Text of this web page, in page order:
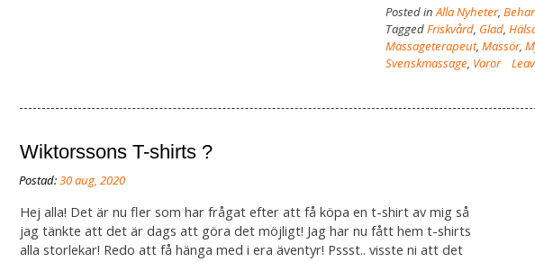
Posted inAlla Nyheter,
TaggedFriskvård, Glad,
Massageterapeut, Massör,
Svenskmassage, Varor
Wiktorssons T-shirts ?
Hej alla! Det är nu fler som har frågat efter att få köpa en t-shirt av mig så
jag tänkte att det är dags att göra det möjligt! Jag har nu fått hem t-shirts
alla storlekar! Redo att få hänga med i era äventyr! Pssst.. visste ni att det